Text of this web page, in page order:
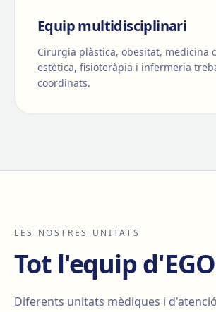
Equip multidisciplinari
Cirurgia plàstica, obesitat, medicina
estètica, fisioteràpia i infermeria
coordinats.
LES NOSTRES UNITATS
Tot l'equip
Diferents unitats mèdiques i